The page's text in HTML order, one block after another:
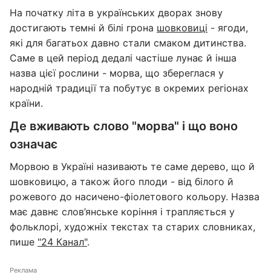
На початку літа в українських дворах знову
достигають темні й білі грона шовковиці - ягоди,
які для багатьох давно стали смаком дитинства.
Саме в цей період дедалі частіше лунає й інша
назва цієї рослини - морва, що збереглася у
народній традиції та побутує в окремих регіонах
країни.
Де вживають слово "морва" і що воно
означає
Морвою в Україні називають те саме дерево, що й
шовковицю, а також його плоди - від білого й
рожевого до насичено-фіолетового кольору. Назва
має давнє слов’янське коріння і трапляється у
фольклорі, художніх текстах та старих словниках,
пише "24 Канал".
Реклама